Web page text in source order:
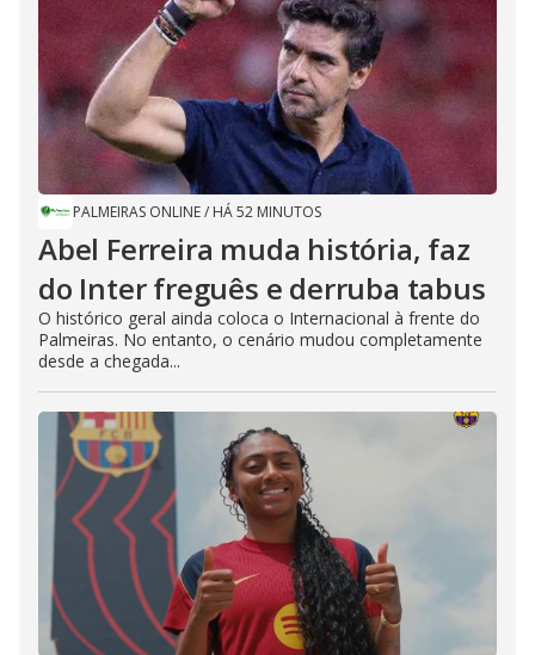
PALMEIRAS ONLINE/ HÁ 52 MINUTOS
Abel Ferreira muda história, faz
do Inter freguês e derruba tabus
O histórico geral ainda coloca o Internacional à frente do
Palmeiras. No entanto, o cenário mudou completamente
desde a chegada...